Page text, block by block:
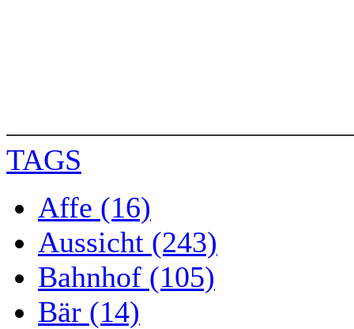
TAGS
Affe (16)
Aussicht (243)
Bahnhof (105)
Bär (14)